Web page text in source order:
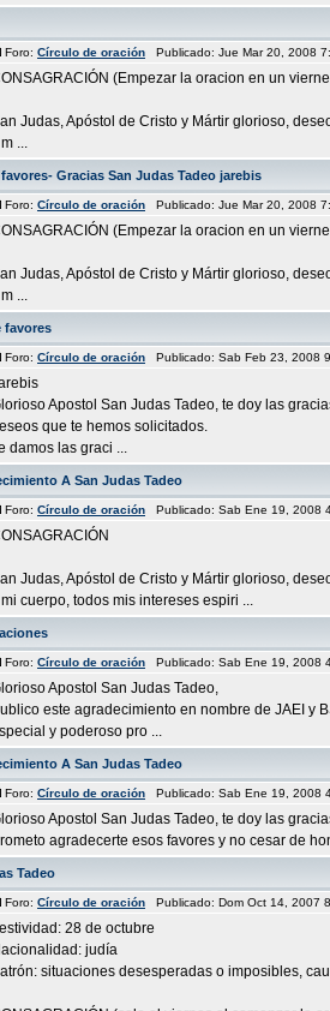
Foro: Círculo de oración Publicado: Jue Mar 20, 2008
(Empezar la oracion en un
Judas, Apóstol de Cristo y Mártir glorioso,
...
Gracias San Judas Tadeo jarebis
Foro: Círculo de oración Publicado: Jue Mar 20, 2008
(Empezar la oracion en un
Judas, Apóstol de Cristo y Mártir glorioso,
...
favores
Foro: Círculo de oración Publicado: Sab Feb 23, 2008
Apostol San Judas Tadeo, te doy las
que te hemos solicitados.
damos las graci ...
A San Judas Tadeo
Foro: Círculo de oración Publicado: Sab Ene 19,
Judas, Apóstol de Cristo y Mártir glorioso,
cuerpo, todos mis intereses espiri ...
Foro: Círculo de oración Publicado: Sab Ene 19,
Apostol San Judas Tadeo,
este agradecimiento en nombre de JAEI y
y poderoso pro ...
A San Judas Tadeo
Foro: Círculo de oración Publicado: Sab Ene 19,
Apostol San Judas Tadeo, te doy las
agradecerte esos favores y no cesar de
Tadeo
Foro: Círculo de oración Publicado: Dom Oct 14,
28 de octubre
judía
situaciones desesperadas o imposibles,